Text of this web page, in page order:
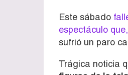
Este sábado
espectáculo
sufrió un paro
Trágica noticia